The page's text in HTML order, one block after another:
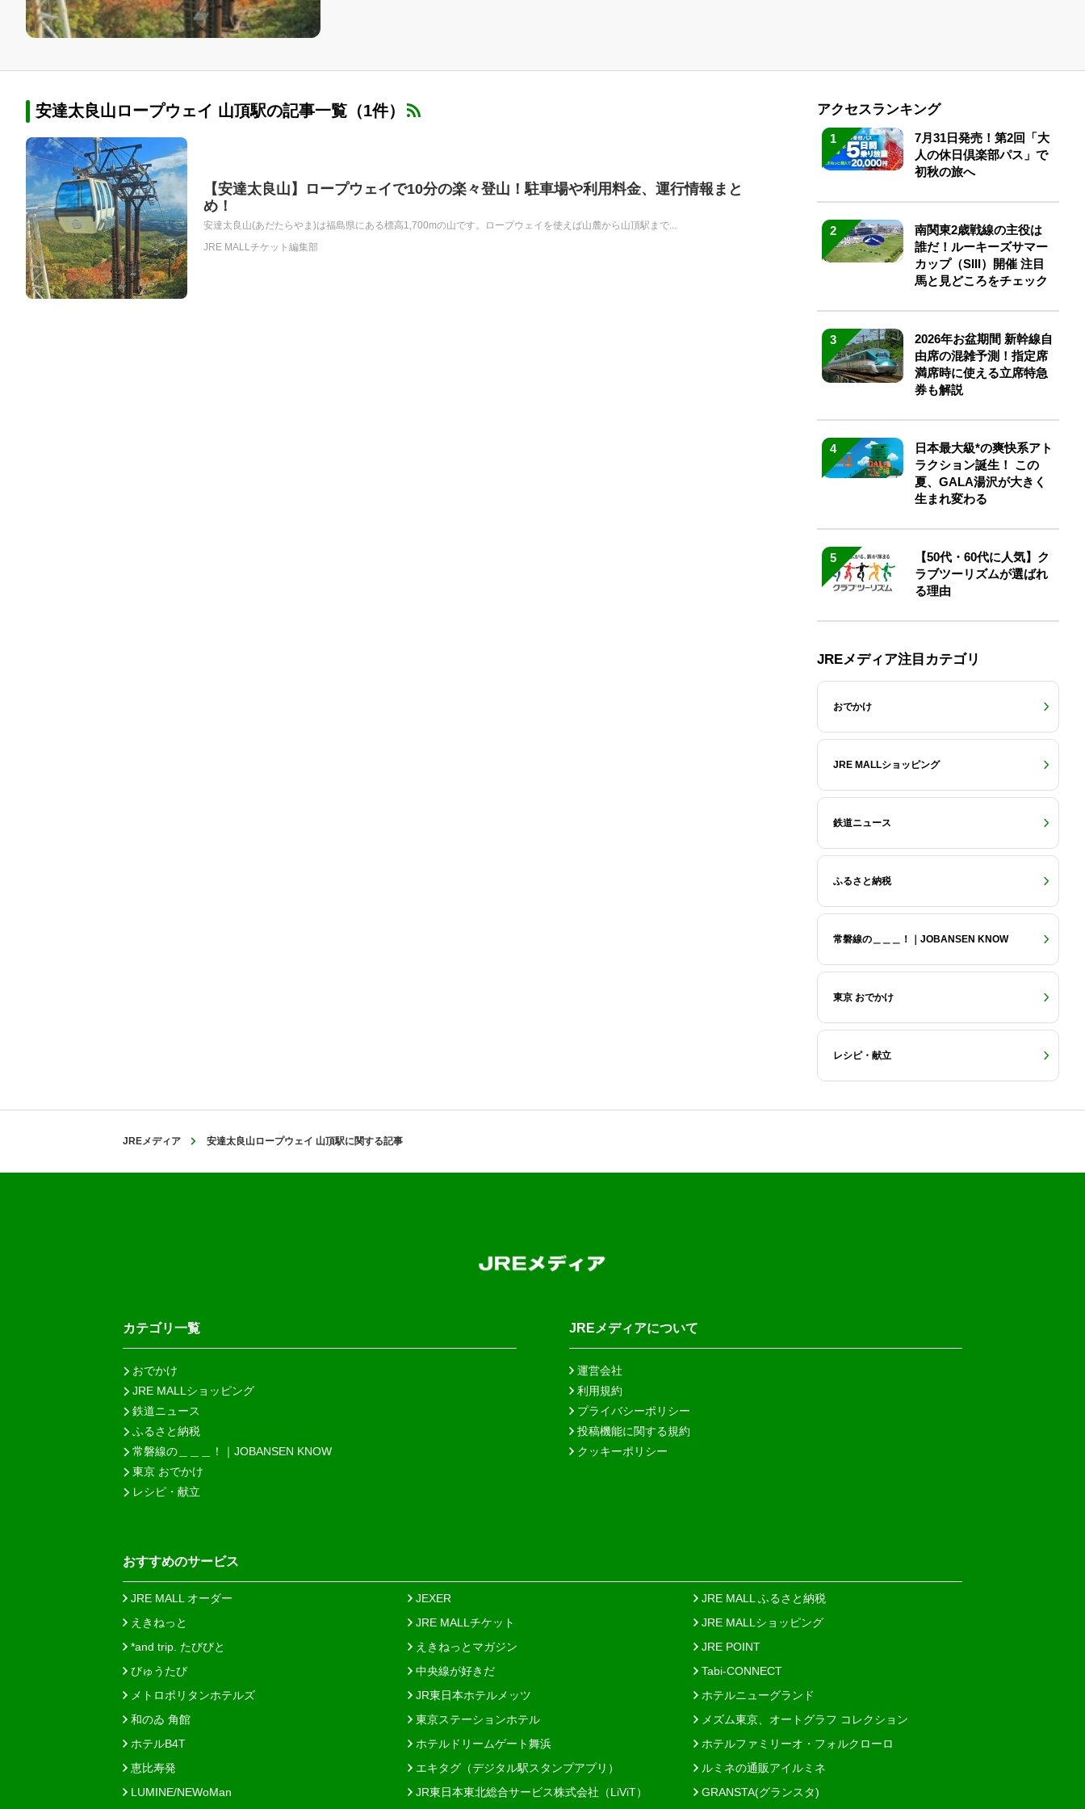
安達太良山ロープウェイ 山頂駅の記事一覧（1件）
【安達太良山】ロープウェイで10分の楽々登山！駐車場や利用料金、運行情報まと
め！
安達太良山(あだたらやま)は福島県にある標高1,700mの山です。ロープウェイを使えば山麓から山頂駅まで...
JRE MALLチケット編集部
アクセスランキング
1
7月31日発売！第2回「大
人の休日倶楽部パス」で
初秋の旅へ
2
南関東2歳戦線の主役は
誰だ！ルーキーズサマー
カップ（SIII）開催 注目
馬と見どころをチェック
3
2026年お盆期間 新幹線自
由席の混雑予測！指定席
満席時に使える立席特急
券も解説
4
日本最大級*の爽快系アト
ラクション誕生！ この
夏、GALA湯沢が大きく
生まれ変わる
5
【50代・60代に人気】ク
ラブツーリズムが選ばれ
る理由
JREメディア注目カテゴリ
おでかけ
JRE MALLショッピング
鉄道ニュース
ふるさと納税
常磐線の＿＿＿！｜JOBANSEN KNOW
東京 おでかけ
レシピ・献立
JREメディア 安達太良山ロープウェイ 山頂駅に関する記事
カテゴリ一覧
おでかけ
JRE MALLショッピング
鉄道ニュース
ふるさと納税
常磐線の＿＿＿！｜JOBANSEN KNOW
東京 おでかけ
レシピ・献立
JREメディアについて
運営会社
利用規約
プライバシーポリシー
投稿機能に関する規約
クッキーポリシー
おすすめのサービス
JRE MALL オーダー JEXER
JRE MALL ふるさと納税
えきねっと
JRE MALLチケット
JRE MALLショッピング
*and trip. たびびと
えきねっとマガジン
JRE POINT
びゅうたび
中央線が好きだ
Tabi-CONNECT
メトロポリタンホテルズ
JR東日本ホテルメッツ
ホテルニューグランド
和のゐ 角館
東京ステーションホテル
メズム東京、オートグラフ コレクション
ホテルB4T
ホテルドリームゲート舞浜
ホテルファミリーオ・フォルクローロ
恵比寿発
エキタグ（デジタル駅スタンプアプリ）
ルミネの通販アイルミネ
LUMINE/NEWoMan
JR東日本東北総合サービス株式会社（LiViT） GRANSTA(グランスタ)